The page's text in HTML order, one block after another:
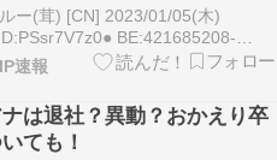
ー(茸) [CN] 2023/01/05(木)
BE:421685208-
ent_kyocho ">
ico/s…
速報
は退社？異動？おかえり卒
ても！